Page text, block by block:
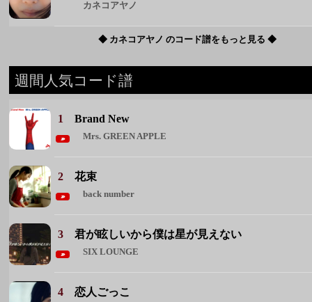
カネコアヤノ
◆ カネコアヤノ のコード譜をもっと見る ◆
週間人気コード譜
1Brand New
Mrs. GREEN APPLE
2花束
back number
3君が眩しいから僕は星が見えない
SIX LOUNGE
4恋人ごっこ